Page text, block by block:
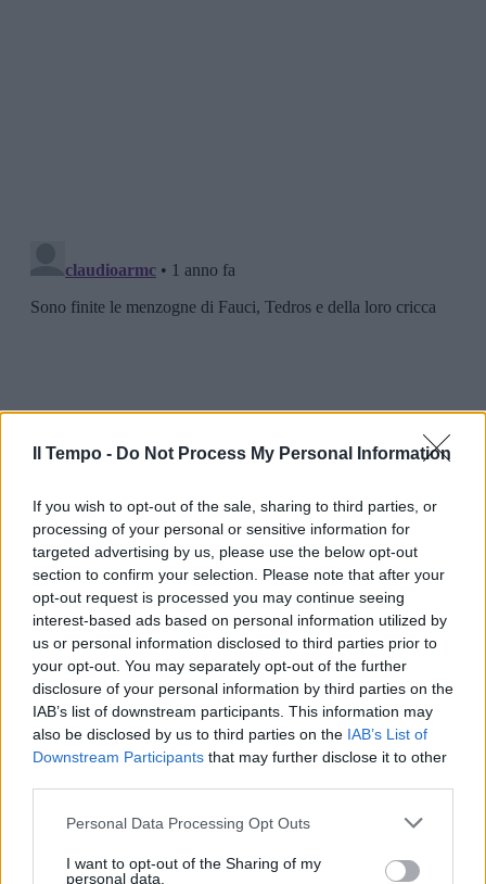
Il Tempo - Do Not Process My Personal Information
If you wish to opt-out of the sale, sharing to third parties, or
processing of your personal or sensitive information for
targeted advertising by us, please use the below opt-out
section to confirm your selection. Please note that after your
opt-out request is processed you may continue seeing
interest-based ads based on personal information utilized by
us or personal information disclosed to third parties prior to
your opt-out. You may separately opt-out of the further
disclosure of your personal information by third parties on the
IAB’s list of downstream participants. This information may
also be disclosed by us to third parties on the IAB’s List of
Downstream Participants that may further disclose it to other
Personal Data Processing Opt Outs
I want to opt-out of the Sharing of my
personal data.